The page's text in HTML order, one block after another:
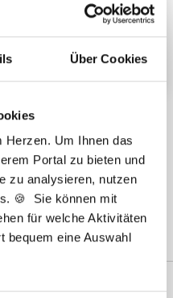
Über Cookies
Herzen. Um Ihnen das
Portal zu bieten und
zu analysieren, nutzen
🍪 Sie können mit
für welche Aktivitäten
bequem eine Auswahl
in Ihrer
Hamburg
|